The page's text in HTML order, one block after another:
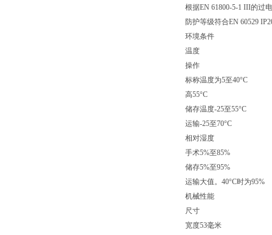
根据EN 61800-5-1 III的过
防护等级符合EN 60529
环境条件
温度
操作
标称温度为5至40°C
高55°C
储存温度-25至55°C
运输-25至70°C
相对湿度
手术5%至85%
储存5%至95%
运输大值。40°C时为95%
机械性能
尺寸
宽度53毫米